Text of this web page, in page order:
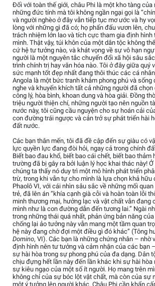
Đối với toàn thế giới, châu Phi là một kho tàng của
những đức tính mà tôi không ngần ngại gọi là
và người nghèo ở đây vẫn tiếp tục mơ ước và hy
lòng với những gì đã có; họ phấn đấu vươn lên,
trách nhiệm lớn lao và tích cực tham gia định hình
mình. Thật vậy, túi khôn của một dân tộc không
cứ hệ tư tưởng nào, và khát vọng về sự vô hạn
người là một nguyên tắc chuyển đổi xã hội sâu
trình chính trị hay văn hóa nào. Tôi ở đây giữa quý
sức mạnh tốt đẹp nhất đang thôi thúc các cá
Angola là một bức tranh khảm phong phú và sống
nghe và khuyến khích tất cả những người đã
công lý, hòa bình, khoan dung và hòa giải. Đồng
triệu người thiện chí, những người tạo nên nguồn
nước này, tôi cũng cầu nguyện cho sự hoán cải
con đường trái ngược và cản trở sự phát triển hài
đất nước.
Các bạn thân mến, tôi đã đề cập đến sự giàu có
lực quyền lực đang đòi hỏi, ngay cả trong chính
Biết bao đau khổ, biết bao cái chết, biết bao thảm
trường đã bị gây ra bởi luận lý học khai thác này!
chúng ta thấy nó duy trì một mô hình phát triển
trừ, trong khi vẫn tự cho mình là lựa chọn khả hữu
Phaolô VI, với cái nhìn sâu sắc về những mối
trẻ, đã lên án “khía cạnh già cỗi và hoàn toàn lỗi
minh thương mại, hưởng lạc và vật chất vẫn đang
mình như là con đường dẫn đến tương lai.” Ngài
trong những thái quá nhất, phản ứng bản năng
chống lại ảo tưởng này vẫn mang một tầm quan
hệ này đang chờ đợi một điều gì đó khác” (Tông
Domino, VI). Các bạn là những chứng nhân – nhờ
định hình nên tư tưởng và cảm nhận của các bạn
sự hài hòa trong sự phong phú của đa dạng. Dân
chịu đựng hết lần này đến lần khác khi sự hài hòa
sự kiêu ngạo của một số ít người. Họ mang trên
không chỉ của sự bóc lột vật chất, mà còn của sự
một ý tưởng lên người khác. Châu Phi cần khẩn